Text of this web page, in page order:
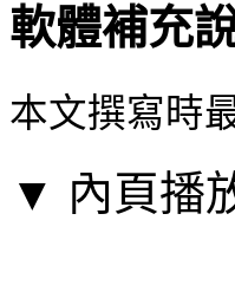
軟體補充
本文撰寫時
▼ 內頁播